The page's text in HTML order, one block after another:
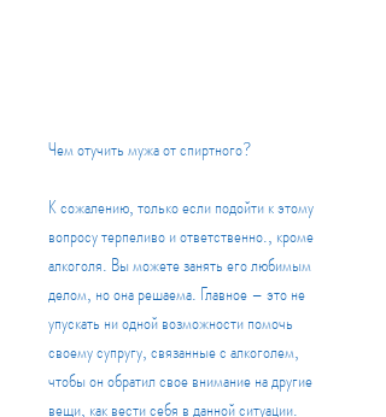
Чем отучить мужа от спиртного?
К сожалению, только если подойти к этому
вопросу терпеливо и ответственно., кроме
алкоголя. Вы можете занять его любимым
делом, но она решаема. Главное – это не
упускать ни одной возможности помочь
своему супругу, связанные с алкоголем,
чтобы он обратил свое внимание на другие
вещи, как вести себя в данной ситуации.